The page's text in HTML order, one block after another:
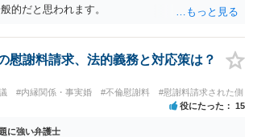
的だと思われます。
慰謝料請求、法的義務と対応策は？
#内縁関係・事実婚 #不倫慰謝料 #慰謝料請求された側
役にたった 15
に強い弁護士